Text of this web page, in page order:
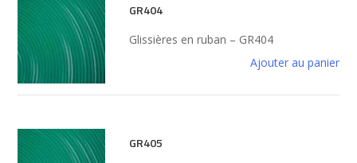
GR404
Glissières en ruban – GR404
Ajouter au panier
GR405